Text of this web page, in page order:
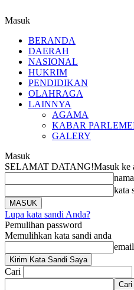
Masuk
BERANDA
DAERAH
NASIONAL
HUKRIM
PENDIDIKAN
OLAHRAGA
LAINNYA
AGAMA
KABAR
GALERY
Masuk
SELAMAT DATANG!Masuk ke
kata
Lupa kata sandi Anda?
Pemulihan password
Memulihkan kata sandi anda
Cari